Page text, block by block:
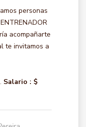
personas
acompañarte
te invitamos a
Salario : $